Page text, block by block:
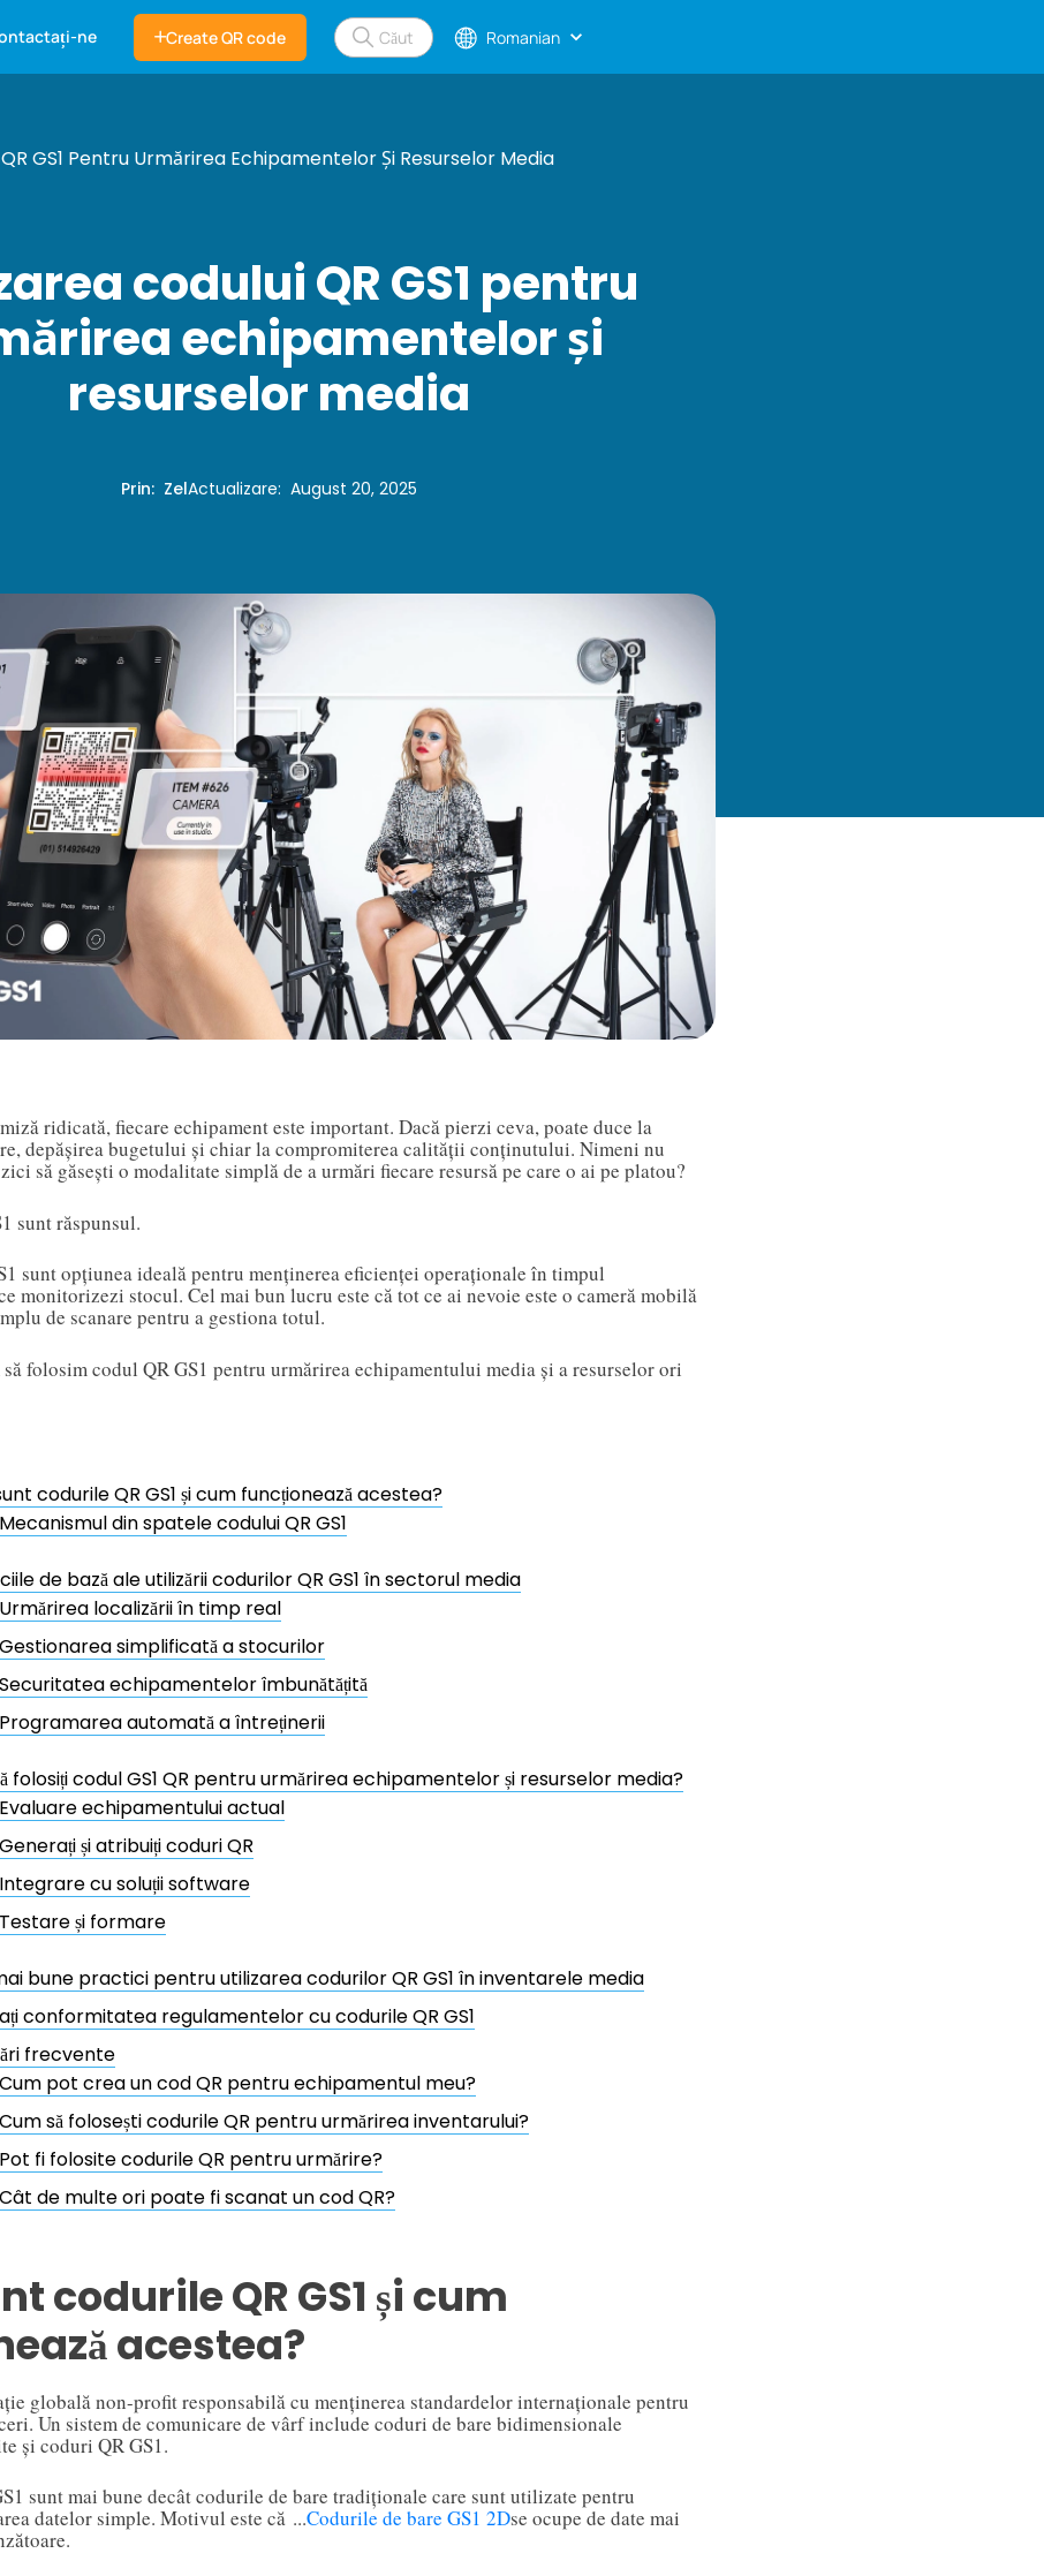
ne Create QR code Romanian
GS1 Pentru Urmărirea Echipamentelor Și Resurselor Media
codului QR GS1 pentru
echipamentelor și
resurselor media
Prin: ZelActualizare:August 20, 2025
ridicată, fiecare echipament este important. Dacă pierzi ceva, poate duce la
depășirea bugetului și chiar la compromiterea calității conținutului. Nimeni nu
să găsești o modalitate simplă de a urmări fiecare resursă pe care o ai pe platou?
sunt răspunsul.
sunt opțiunea ideală pentru menținerea eficienței operaționale în timpul
monitorizezi stocul. Cel mai bun lucru este că tot ce ai nevoie este o cameră mobilă
de scanare pentru a gestiona totul.
să folosim codul QR GS1 pentru urmărirea echipamentului media și a resurselor ori
codurile QR GS1 și cum funcționează acestea?
Mecanismul din spatele codului QR GS1
de bază ale utilizării codurilor QR GS1 în sectorul media
Urmărirea localizării în timp real
Gestionarea simplificată a stocurilor
Securitatea echipamentelor îmbunătățită
Programarea automată a întreținerii
folosiți codul GS1 QR pentru urmărirea echipamentelor și resurselor media?
Evaluare echipamentului actual
Generați și atribuiți coduri QR
Integrare cu soluții software
Testare și formare
bune practici pentru utilizarea codurilor QR GS1 în inventarele media
conformitatea regulamentelor cu codurile QR GS1
frecvente
Cum pot crea un cod QR pentru echipamentul meu?
Cum să folosești codurile QR pentru urmărirea inventarului?
Pot fi folosite codurile QR pentru urmărire?
Cât de multe ori poate fi scanat un cod QR?
codurile QR GS1 și cum
acestea?
globală non-profit responsabilă cu menținerea standardelor internaționale pentru
Un sistem de comunicare de vârf include coduri de bare bidimensionale
și coduri QR GS1.
sunt mai bune decât codurile de bare tradiționale care sunt utilizate pentru
datelor simple. Motivul este că ...Codurile de bare GS1 2Dse ocupe de date mai